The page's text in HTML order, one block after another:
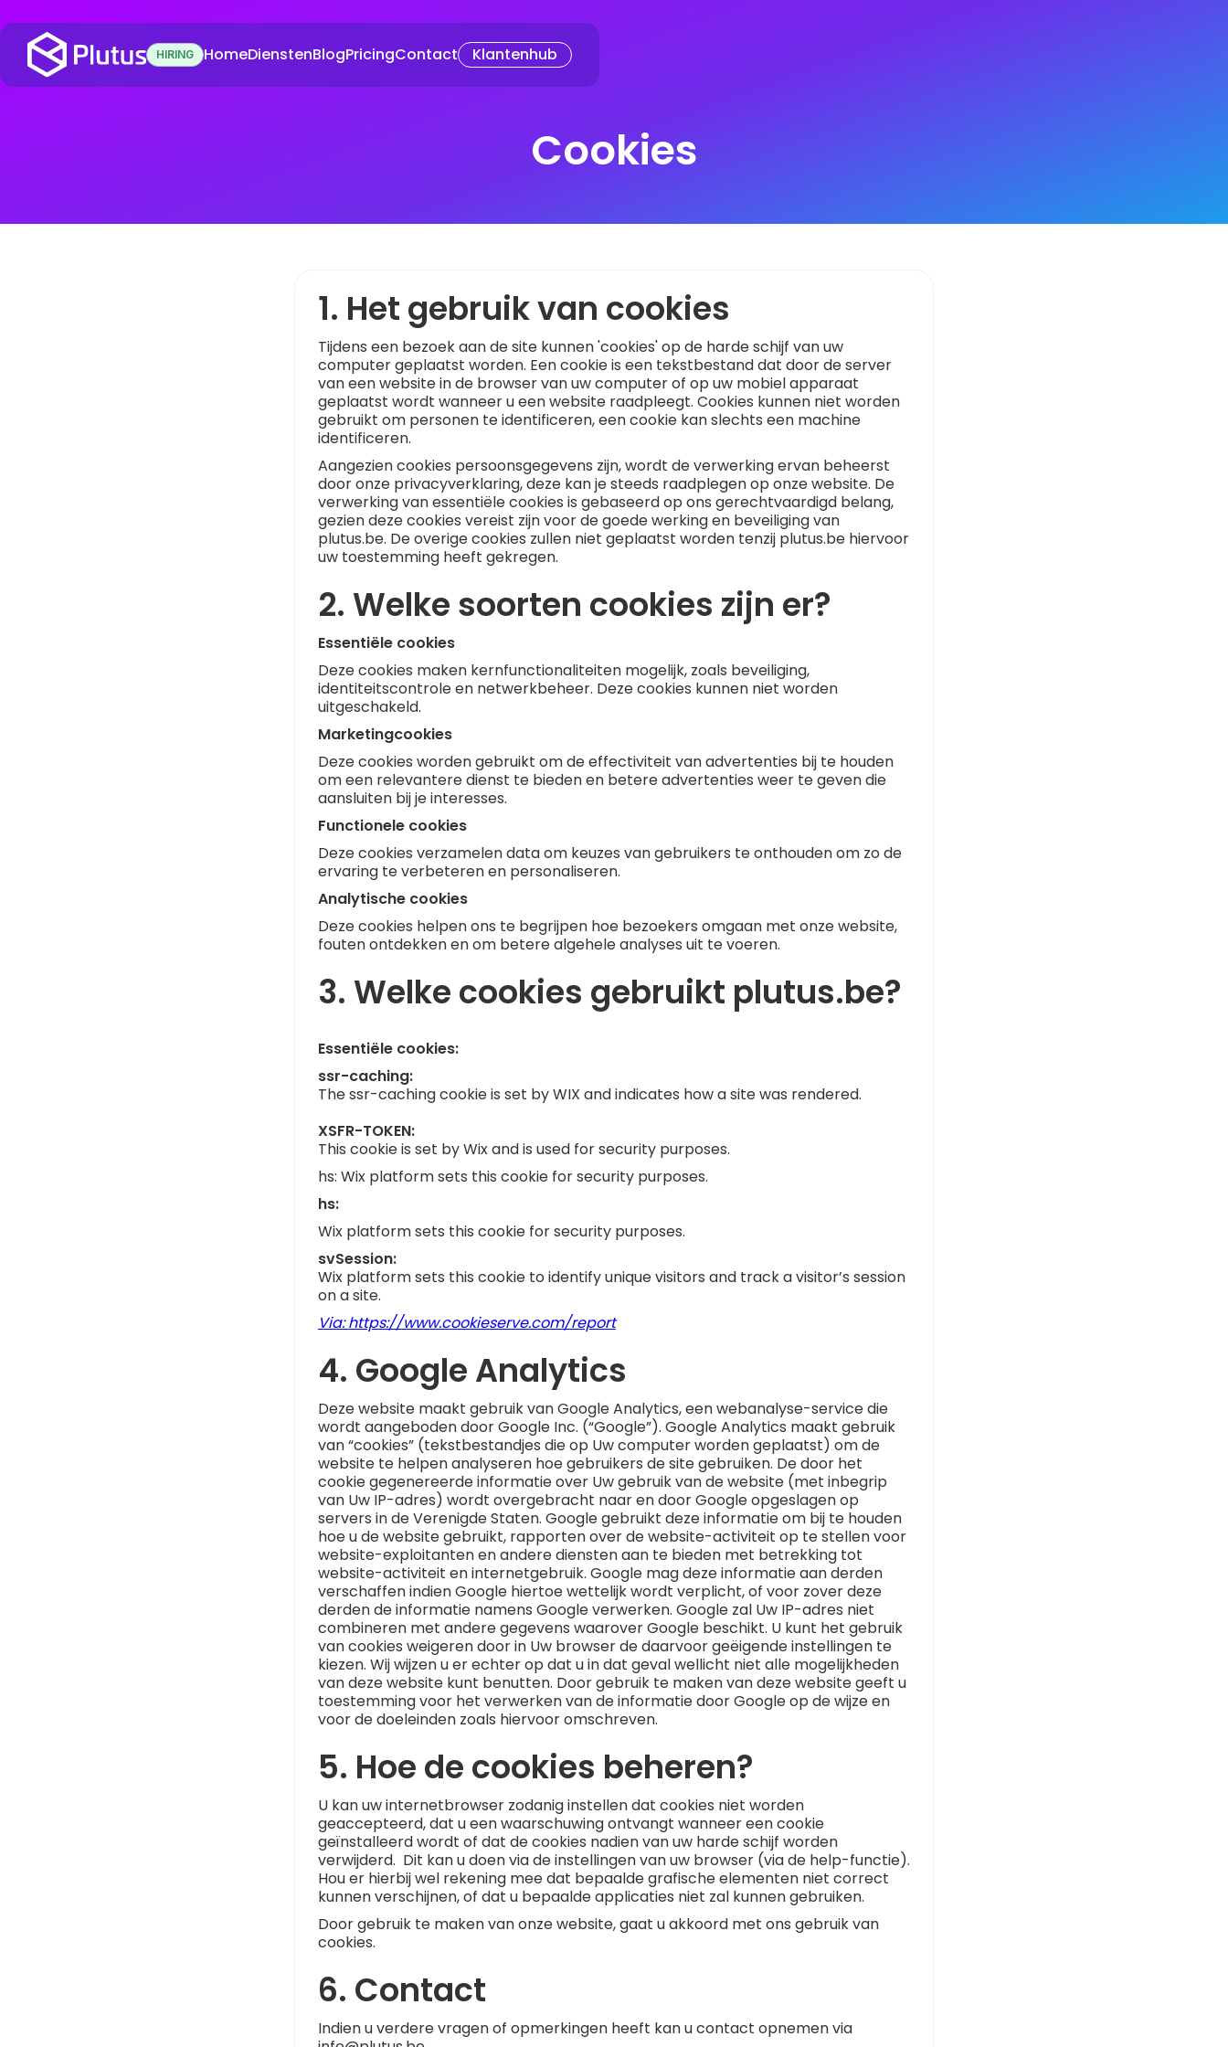
HIRING HomeDienstenBlogPricingContact Klantenhub
Cookies
1. Het gebruik van cookies
Tijdens een bezoek aan de site kunnen 'cookies' op de harde schijf van uw
computer geplaatst worden. Een cookie is een tekstbestand dat door de server
van een website in de browser van uw computer of op uw mobiel apparaat
geplaatst wordt wanneer u een website raadpleegt. Cookies kunnen niet worden
gebruikt om personen te identificeren, een cookie kan slechts een machine
identificeren.
Aangezien cookies persoonsgegevens zijn, wordt de verwerking ervan beheerst
door onze privacyverklaring, deze kan je steeds raadplegen op onze website. De
verwerking van essentiële cookies is gebaseerd op ons gerechtvaardigd belang,
gezien deze cookies vereist zijn voor de goede werking en beveiliging van
plutus.be. De overige cookies zullen niet geplaatst worden tenzij plutus.be hiervoor
uw toestemming heeft gekregen.
2. Welke soorten cookies zijn er?
Essentiële cookies
Deze cookies maken kernfunctionaliteiten mogelijk, zoals beveiliging,
identiteitscontrole en netwerkbeheer. Deze cookies kunnen niet worden
uitgeschakeld.
Marketingcookies
Deze cookies worden gebruikt om de effectiviteit van advertenties bij te houden
om een relevantere dienst te bieden en betere advertenties weer te geven die
aansluiten bij je interesses.
Functionele cookies
Deze cookies verzamelen data om keuzes van gebruikers te onthouden om zo de
ervaring te verbeteren en personaliseren.
Analytische cookies
Deze cookies helpen ons te begrijpen hoe bezoekers omgaan met onze website,
fouten ontdekken en om betere algehele analyses uit te voeren.
3. Welke cookies gebruikt plutus.be?
Essentiële cookies:
ssr-caching:
The ssr-caching cookie is set by WIX and indicates how a site was rendered.
XSFR-TOKEN:
This cookie is set by Wix and is used for security purposes.
hs: Wix platform sets this cookie for security purposes.
hs:
Wix platform sets this cookie for security purposes.
svSession:
Wix platform sets this cookie to identify unique visitors and track a visitor’s session
on a site.​
Via: https://www.cookieserve.com/report
4. Google Analytics
Deze website maakt gebruik van Google Analytics, een webanalyse-service die
wordt aangeboden door Google Inc. (“Google”). Google Analytics maakt gebruik
van “cookies” (tekstbestandjes die op Uw computer worden geplaatst) om de
website te helpen analyseren hoe gebruikers de site gebruiken. De door het
cookie gegenereerde informatie over Uw gebruik van de website (met inbegrip
van Uw IP-adres) wordt overgebracht naar en door Google opgeslagen op
servers in de Verenigde Staten. Google gebruikt deze informatie om bij te houden
hoe u de website gebruikt, rapporten over de website-activiteit op te stellen voor
website-exploitanten en andere diensten aan te bieden met betrekking tot
website-activiteit en internetgebruik. Google mag deze informatie aan derden
verschaffen indien Google hiertoe wettelijk wordt verplicht, of voor zover deze
derden de informatie namens Google verwerken. Google zal Uw IP-adres niet
combineren met andere gegevens waarover Google beschikt. U kunt het gebruik
van cookies weigeren door in Uw browser de daarvoor geëigende instellingen te
kiezen. Wij wijzen u er echter op dat u in dat geval wellicht niet alle mogelijkheden
van deze website kunt benutten. Door gebruik te maken van deze website geeft u
toestemming voor het verwerken van de informatie door Google op de wijze en
voor de doeleinden zoals hiervoor omschreven.
5. Hoe de cookies beheren?
U kan uw internetbrowser zodanig instellen dat cookies niet worden
geaccepteerd, dat u een waarschuwing ontvangt wanneer een cookie
geïnstalleerd wordt of dat de cookies nadien van uw harde schijf worden
verwijderd. Dit kan u doen via de instellingen van uw browser (via de help-functie).
Hou er hierbij wel rekening mee dat bepaalde grafische elementen niet correct
kunnen verschijnen, of dat u bepaalde applicaties niet zal kunnen gebruiken.
Door gebruik te maken van onze website, gaat u akkoord met ons gebruik van
cookies.
6. Contact
Indien u verdere vragen of opmerkingen heeft kan u contact opnemen via